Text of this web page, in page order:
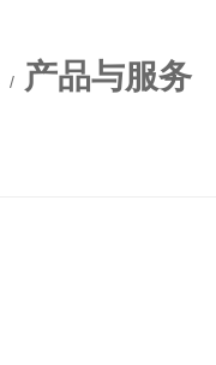
/ 产品与服务